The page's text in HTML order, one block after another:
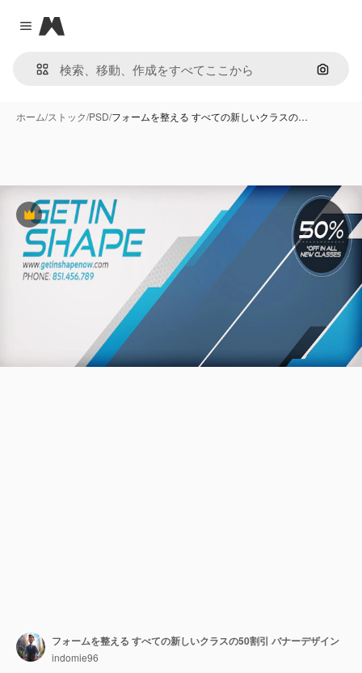
Close menu
Magnific
画像で
ホーム/ストック/PSD/フォームを整える すべての新しいクラスの…
Premium
フォームを整える すべての新しいクラスの50割引 バナーデザイン
indomie96